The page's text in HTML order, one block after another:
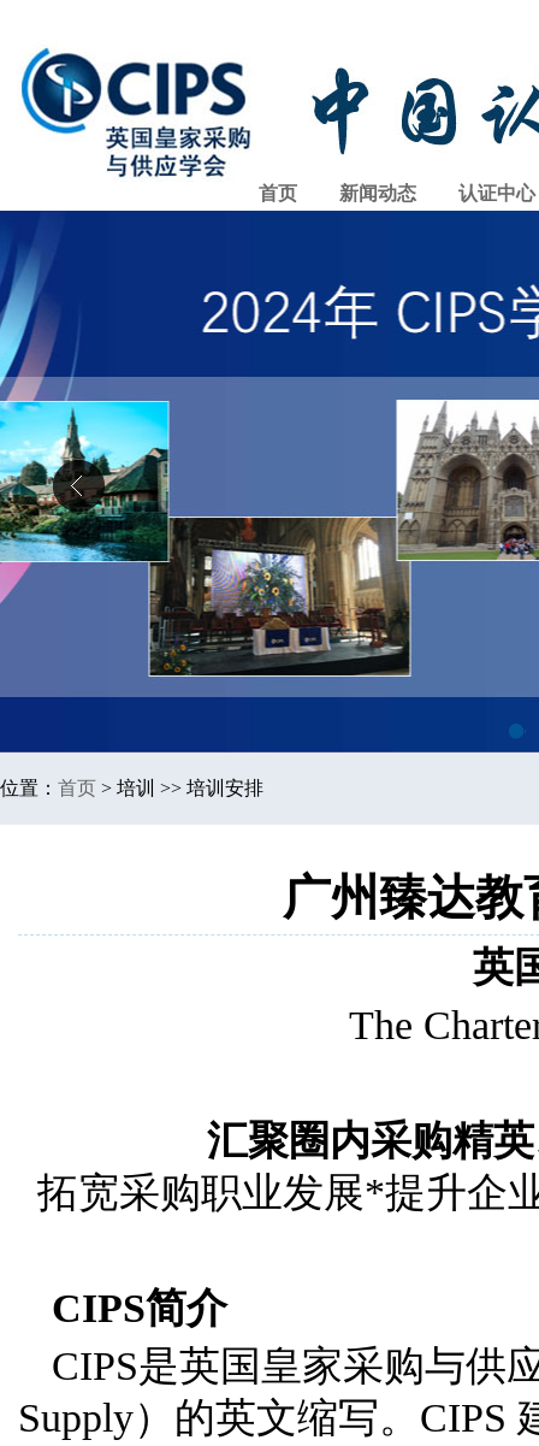
首页 新闻动态 认证中心
1
位置： 首页 > 培训 >> 培训安排
广州臻达教
英
The
汇聚圈内采购精
拓宽采购职业发展*提升企
CIPS简介
CIPS是英国皇家采购与供
Supply）的英文缩写。CIPS